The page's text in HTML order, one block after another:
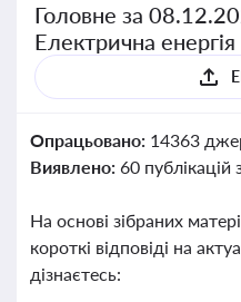
Головне за
Електрична енергія
Опрацьовано: 14363
Виявлено: 60 публікацій
На основі зібраних
короткі відповіді на
дізнаєтесь: